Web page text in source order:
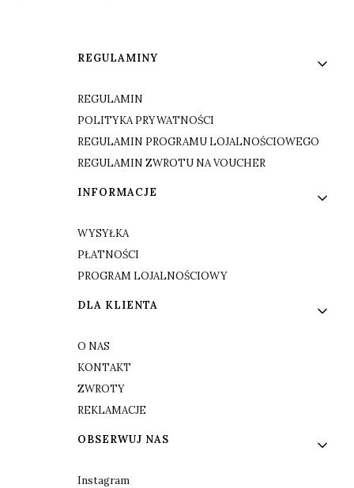
Linki w stopce
REGULAMINY
REGULAMIN
POLITYKA PRYWATNOŚCI
REGULAMIN PROGRAMU LOJALNOŚCIOWEGO
REGULAMIN ZWROTU NA VOUCHER
INFORMACJE
WYSYŁKA
PŁATNOŚCI
PROGRAM LOJALNOŚCIOWY
DLA KLIENTA
O NAS
KONTAKT
ZWROTY
REKLAMACJE
OBSERWUJ NAS
Instagram